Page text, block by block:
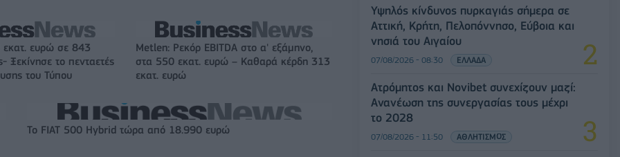
εκατ. ευρώ σε 843
Ξεκίνησε το πενταετές
του Τύπου
Metlen: Ρεκόρ EBITDA στο α' εξάμηνο,
στα 550 εκατ. ευρώ – Καθαρά κέρδη 313
εκατ. ευρώ
Το FIAT 500 Hybrid τώρα από 18.990 ευρώ
Υψηλός κίνδυνος πυρκαγιάς σήμερα σε
Αττική, Κρήτη, Πελοπόννησο, Εύβοια και
νησιά του Αιγαίου
07/08/2026 - 08:30 ΕΛΛΑΔΑ
Ατρόμητος και Novibet συνεχίζουν μαζί:
Ανανέωση της συνεργασίας τους μέχρι
το 2028
07/08/2026 - 11:50 ΑΘΛΗΤΙΣΜΟΣ